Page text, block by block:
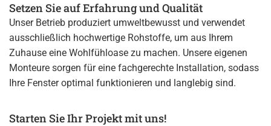
Setzen Sie auf Erfahrung und Qualität
Unser Betrieb produziert umweltbewusst und verwendet
ausschließlich hochwertige Rohstoffe, um aus Ihrem
Zuhause eine Wohlfühloase zu machen. Unsere eigenen
Monteure sorgen für eine fachgerechte Installation, sodass
Ihre Fenster optimal funktionieren und langlebig sind.
Starten Sie Ihr Projekt mit uns!